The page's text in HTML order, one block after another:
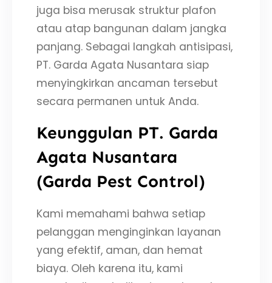
juga bisa merusak struktur plafon
atau atap bangunan dalam jangka
panjang. Sebagai langkah antisipasi,
PT. Garda Agata Nusantara siap
menyingkirkan ancaman tersebut
secara permanen untuk Anda.
Keunggulan PT. Garda
Agata Nusantara
(Garda Pest Control)
Kami memahami bahwa setiap
pelanggan menginginkan layanan
yang efektif, aman, dan hemat
biaya. Oleh karena itu, kami